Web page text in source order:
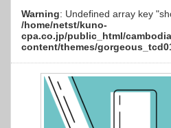
Warning: Undefined array key
/home/netst/kuno-
cpa.co.jp/public_html/
content/themes/